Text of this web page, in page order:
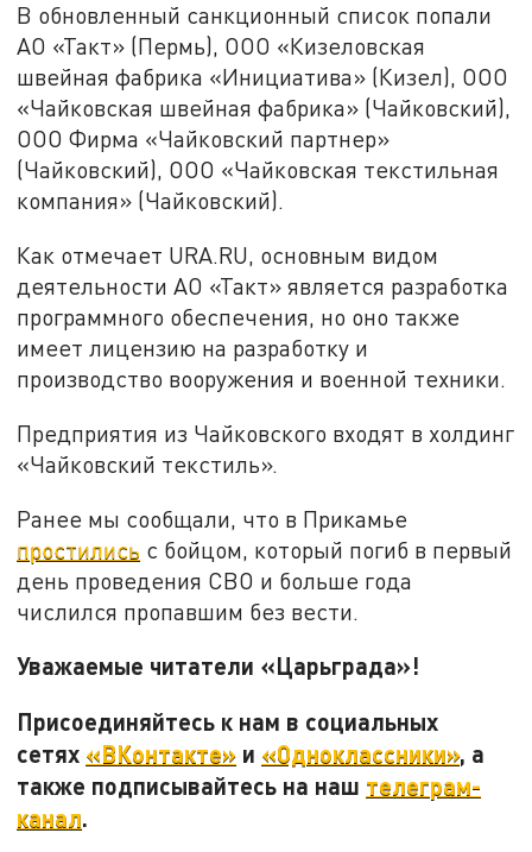
В обновленный санкционный список попали
АО «Такт» (Пермь), ООО «Кизеловская
швейная фабрика «Инициатива» (Кизел), ООО
«Чайковская швейная фабрика» (Чайковский),
ООО Фирма «Чайковский партнер»
(Чайковский), ООО «Чайковская текстильная
компания» (Чайковский).
Как отмечает URA.RU, основным видом
деятельности АО «Такт» является разработка
программного обеспечения, но оно также
имеет лицензию на разработку и
производство вооружения и военной техники.
Предприятия из Чайковского входят в холдинг
«Чайковский текстиль».
Ранее мы сообщали, что в Прикамье
простились с бойцом, который погиб в первый
день проведения СВО и больше года
числился пропавшим без вести.
Уважаемые читатели «Царьграда»!
Присоединяйтесь к нам в социальных
сетях «ВКонтакте» и «Одноклассники», а
также подписывайтесь на наш телеграм-
канал.